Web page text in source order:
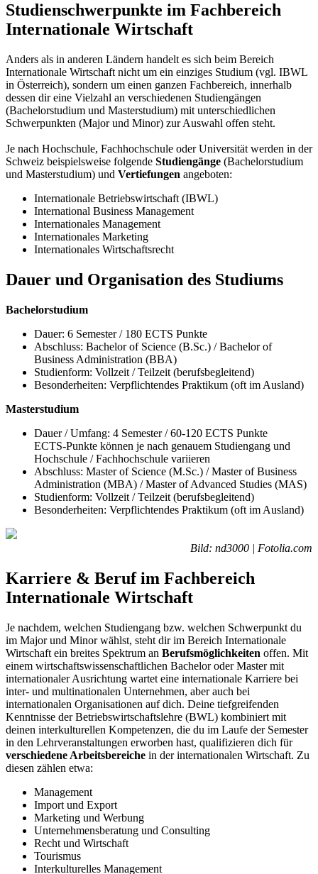
Studienschwerpunkte im Fachbereich
Internationale Wirtschaft
Anders als in anderen Ländern handelt es sich beim Bereich
Internationale Wirtschaft nicht um ein einziges Studium (vgl. IBWL
in Österreich), sondern um einen ganzen Fachbereich, innerhalb
dessen dir eine Vielzahl an verschiedenen Studiengängen
(Bachelorstudium und Masterstudium) mit unterschiedlichen
Schwerpunkten (Major und Minor) zur Auswahl offen steht.
Je nach Hochschule, Fachhochschule oder Universität werden in der
Schweiz beispielsweise folgende Studiengänge (Bachelorstudium
und Masterstudium) und Vertiefungen angeboten:
Internationale Betriebswirtschaft (IBWL)
International Business Management
Internationales Management
Internationales Marketing
Internationales Wirtschaftsrecht
Dauer und Organisation des Studiums
Bachelorstudium
Dauer: 6 Semester / 180 ECTS Punkte
Abschluss: Bachelor of Science (B.Sc.) / Bachelor of
Business Administration (BBA)
Studienform: Vollzeit / Teilzeit (berufsbegleitend)
Besonderheiten: Verpflichtendes Praktikum (oft im Ausland)
Masterstudium
Dauer / Umfang: 4 Semester / 60-120 ECTS Punkte
ECTS-Punkte können je nach genauem Studiengang und
Hochschule / Fachhochschule variieren
Abschluss: Master of Science (M.Sc.) / Master of Business
Administration (MBA) / Master of Advanced Studies (MAS)
Studienform: Vollzeit / Teilzeit (berufsbegleitend)
Besonderheiten: Verpflichtendes Praktikum (oft im Ausland)
Bild: nd3000 | Fotolia.com
Karriere & Beruf im Fachbereich
Internationale Wirtschaft
Je nachdem, welchen Studiengang bzw. welchen Schwerpunkt du
im Major und Minor wählst, steht dir im Bereich Internationale
Wirtschaft ein breites Spektrum an Berufsmöglichkeiten offen. Mit
einem wirtschaftswissenschaftlichen Bachelor oder Master mit
internationaler Ausrichtung wartet eine internationale Karriere bei
inter- und multinationalen Unternehmen, aber auch bei
internationalen Organisationen auf dich. Deine tiefgreifenden
Kenntnisse der Betriebswirtschaftslehre (BWL) kombiniert mit
deinen interkulturellen Kompetenzen, die du im Laufe der Semester
in den Lehrveranstaltungen erworben hast, qualifizieren dich für
verschiedene Arbeitsbereiche in der internationalen Wirtschaft. Zu
diesen zählen etwa:
Management
Import und Export
Marketing und Werbung
Unternehmensberatung und Consulting
Recht und Wirtschaft
Tourismus
Interkulturelles Management